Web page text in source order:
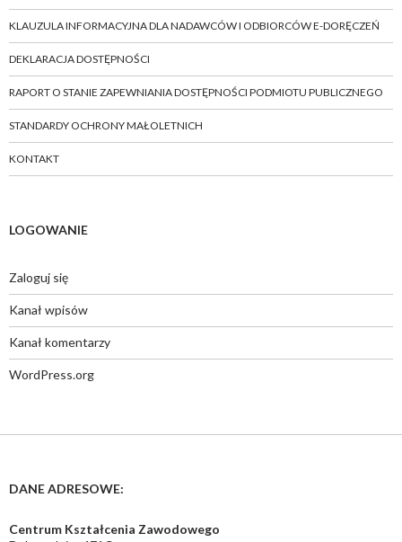
KLAUZULA INFORMACYJNA DLA NADAWCÓW I ODBIORCÓW E-DORĘCZEŃ
DEKLARACJA DOSTĘPNOŚCI
RAPORT O STANIE ZAPEWNIANIA DOSTĘPNOŚCI PODMIOTU PUBLICZNEGO
STANDARDY OCHRONY MAŁOLETNICH
KONTAKT
LOGOWANIE
Zaloguj się
Kanał wpisów
Kanał komentarzy
WordPress.org
DANE ADRESOWE:
Centrum Kształcenia Zawodowego